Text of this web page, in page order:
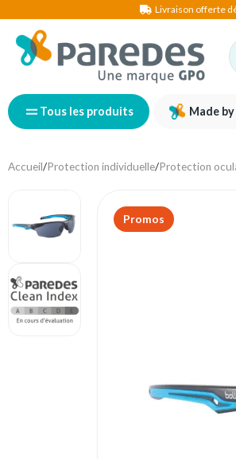
Livraison offerte
Tous les produits Made
Accueil/Protection individuelle/Protection
Promos